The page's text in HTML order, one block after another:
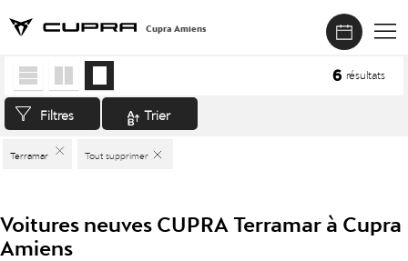
Cupra Amiens
Accueil > Véhicules neufs
Terramar Tout supprimer
Filtres Trier
6 résultats
Voitures neuves CUPRA Terramar à Cupra
Amiens